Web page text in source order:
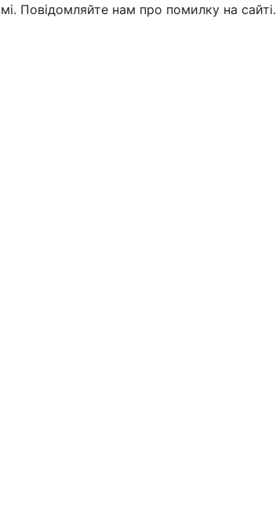
Повідомляйте нам про помилку на сайті.